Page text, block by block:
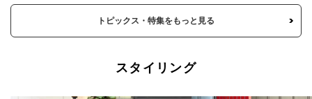
トピックス・特集をもっと見る
スタイリング